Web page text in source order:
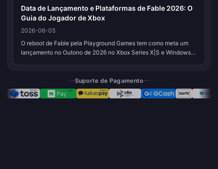
Data de Lançamento e Plataformas de Fable 2026: O
Guia do Jogador de Xbox
2026-06-05
O reboot de Fable pela Playground Games tem como meta um
lançamento no Outono de 2026 no Xbox Series X|S e Windows
Suporte de Pagamento